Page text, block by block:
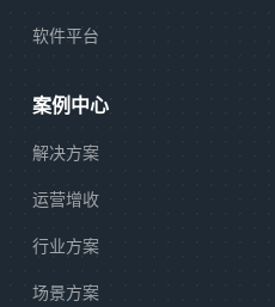
软件平台
案例中心
解决方案
运营增收
行业方案
场景方案